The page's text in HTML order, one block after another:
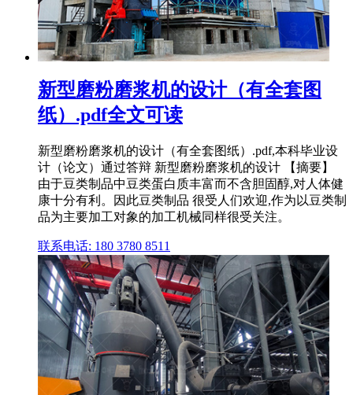
新型磨粉磨浆机的设计（有全套图
纸）.pdf全文可读
新型磨粉磨浆机的设计（有全套图纸）.pdf,本科毕业设
计（论文）通过答辩 新型磨粉磨浆机的设计 【摘要】
由于豆类制品中豆类蛋白质丰富而不含胆固醇,对人体健
康十分有利。因此豆类制品 很受人们欢迎,作为以豆类制
品为主要加工对象的加工机械同样很受关注。
联系电话: 180 3780 8511